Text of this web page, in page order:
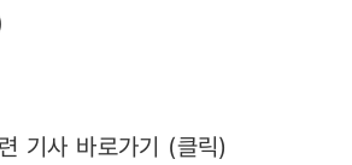
기사 바로가기 (클릭)